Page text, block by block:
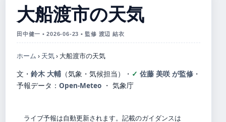
大船渡市の天気
田中健一 • 2026-06-23 • 監修 渡辺 結衣
ホーム › 天気› 大船渡市の天気
文・ 鈴木 大輔 （気象・気候担当） ・ 佐藤 美咲 が監修 ・
予報データ： Open-Meteo ・ 気象庁
ライブ予報は自動更新されます。記載のガイダンスは